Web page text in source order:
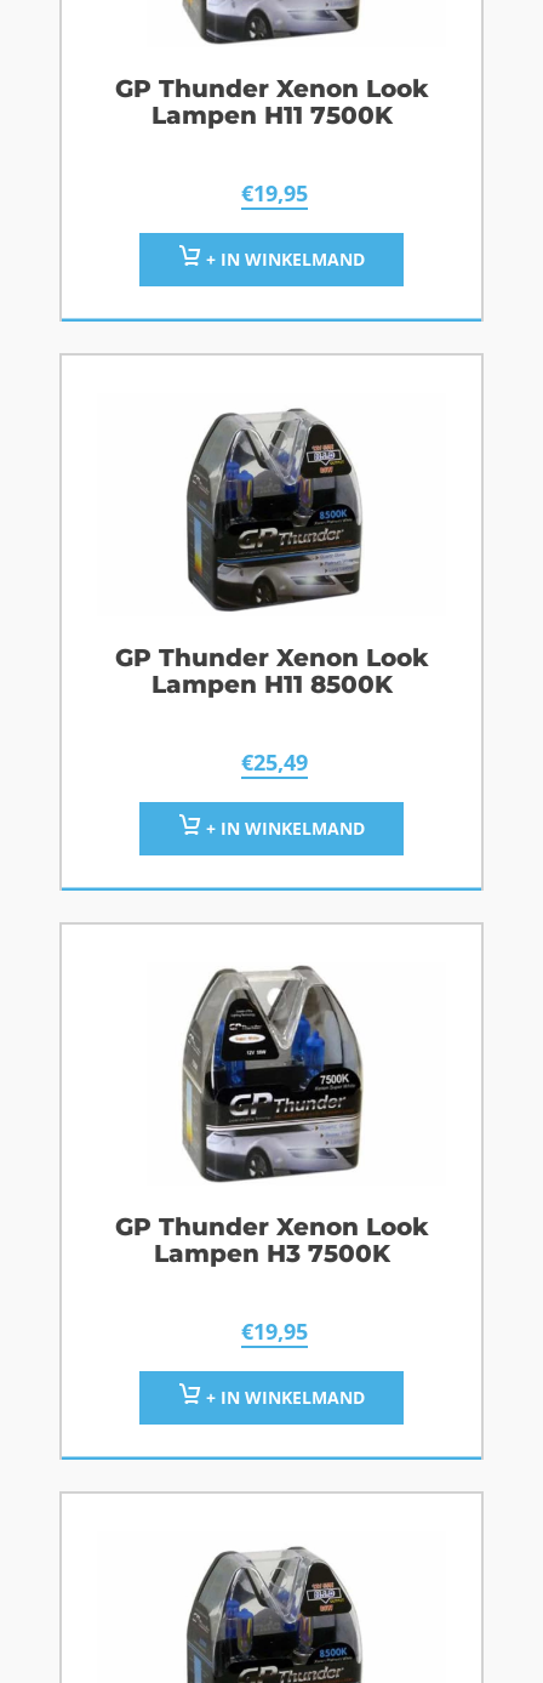
GP Thunder Xenon Look
Lampen H11 7500K
€19,95
+ IN WINKELMAND
GP Thunder Xenon Look
Lampen H11 8500K
€25,49
+ IN WINKELMAND
GP Thunder Xenon Look
Lampen H3 7500K
€19,95
+ IN WINKELMAND